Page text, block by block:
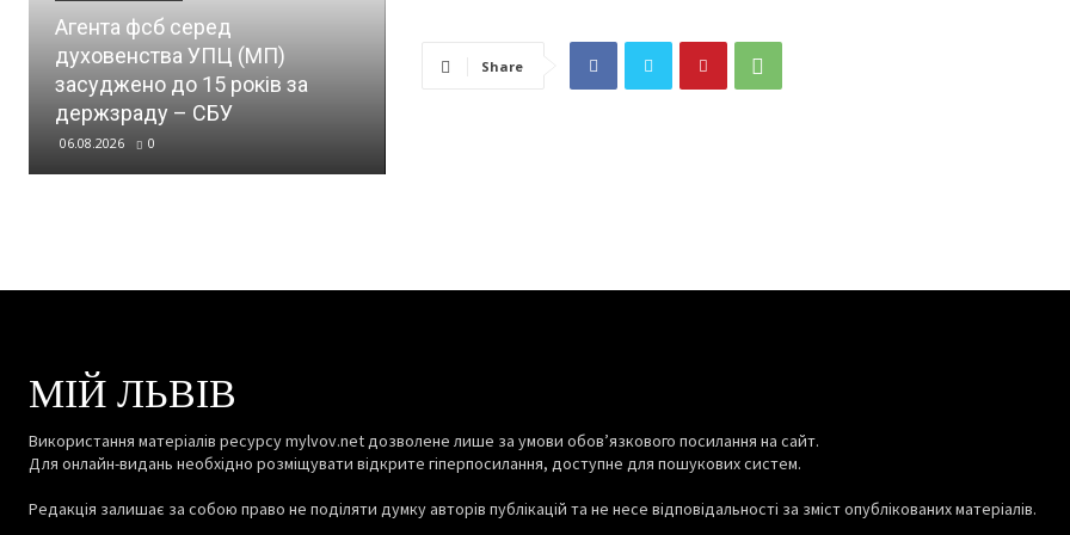
Агента фсб серед
духовенства УПЦ (МП)
засуджено до 15 років за
держзраду – СБУ
06.08.2026 0
вирубку 134 дерев
підприємство сплатило
СВІТ
росія запускає нові провокації
Share
МІЙ ЛЬВІВ
Використання матеріалів ресурсу mylvov.net дозволене лише за умови обов’язкового посилання на сайт.
Для онлайн-видань необхідно розміщувати відкрите гіперпосилання, доступне для пошукових систем.
Редакція залишає за собою право не поділяти думку авторів публікацій та не несе відповідальності за зміст опублікованих матеріалів.